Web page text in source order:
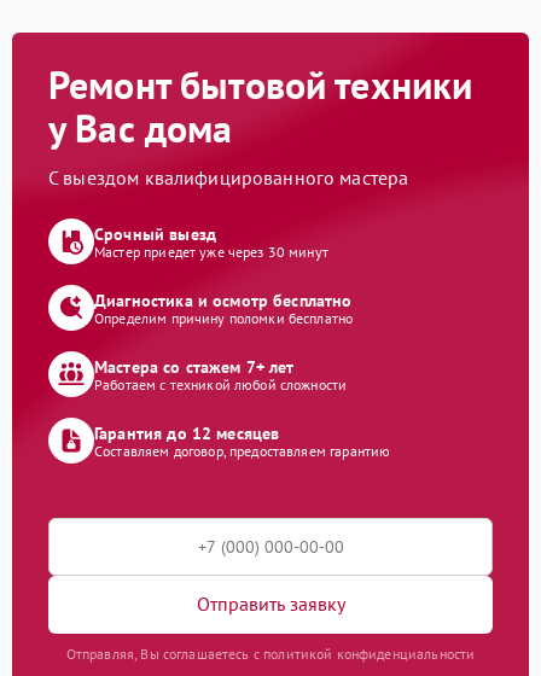
Ремонт бытовой техники
у Вас дома
С выездом квалифицированного мастера
Срочный выезд
Мастер приедет уже через 30 минут
Диагностика и осмотр бесплатно
Определим причину поломки бесплатно
Мастера со стажем 7+ лет
Работаем с техникой любой сложности
Гарантия до 12 месяцев
Составляем договор, предоставляем гарантию
Отправить заявку
Отправляя, Вы соглашаетесь с политикой конфиденциальности